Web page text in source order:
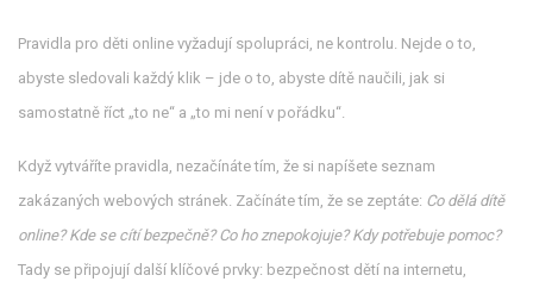
Pravidla pro děti online vyžadují spolupráci, ne kontrolu. Nejde o to,
abyste sledovali každý klik – jde o to, abyste dítě naučili, jak si
samostatně říct „to ne“ a „to mi není v pořádku“.
Když vytváříte pravidla, nezačínáte tím, že si napíšete seznam
zakázaných webových stránek. Začínáte tím, že se zeptáte: Co dělá dítě
online? Kde se cítí bezpečně? Co ho znepokojuje? Kdy potřebuje pomoc?
Tady se připojují další klíčové prvky: bezpečnost dětí na internetu,